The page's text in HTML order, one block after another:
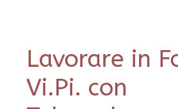
Lavorare in
Vi.Pi. con